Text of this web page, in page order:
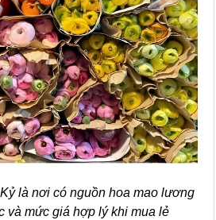
là nơi có nguồn hoa mao lương
và mức giá hợp lý khi mua lẻ